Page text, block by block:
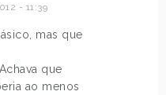
- 11:39
mas que
Achava que
ao menos